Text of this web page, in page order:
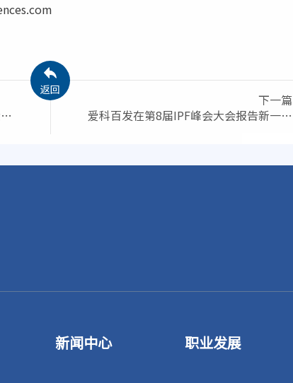
下一篇
爱科百发在第8届IPF峰会大会报告新一代
返回
新闻中心 职业发展